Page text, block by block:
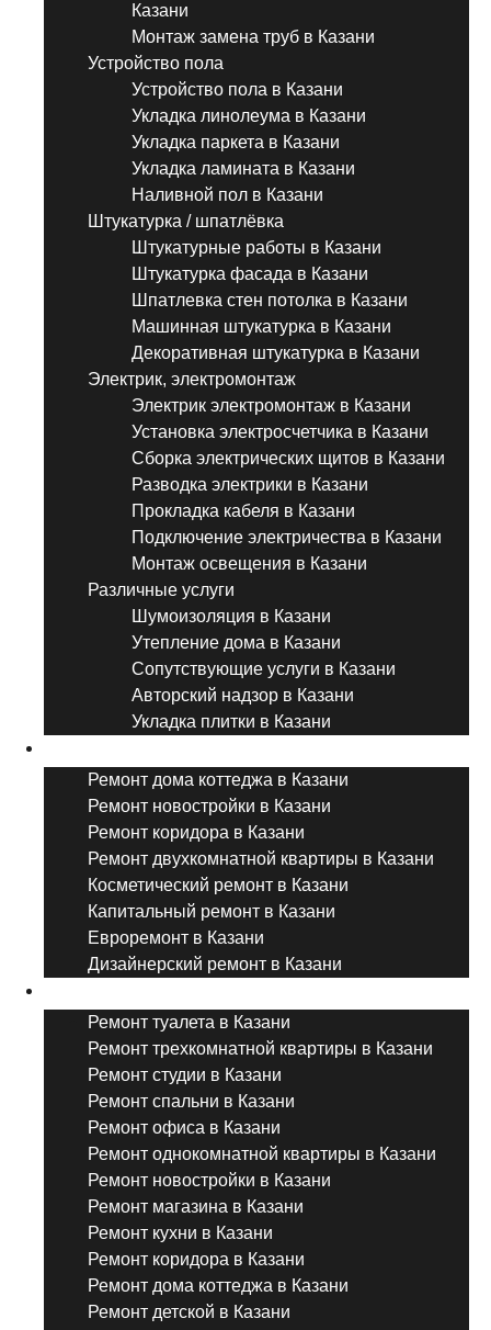
Казани
Монтаж замена труб в Казани
Устройство пола
Устройство пола в Казани
Укладка линолеума в Казани
Укладка паркета в Казани
Укладка ламината в Казани
Наливной пол в Казани
Штукатурка / шпатлёвка
Штукатурные работы в Казани
Штукатурка фасада в Казани
Шпатлевка стен потолка в Казани
Машинная штукатурка в Казани
Декоративная штукатурка в Казани
Электрик, электромонтаж
Электрик электромонтаж в Казани
Установка электросчетчика в Казани
Сборка электрических щитов в Казани
Разводка электрики в Казани
Прокладка кабеля в Казани
Подключение электричества в Казани
Монтаж освещения в Казани
Различные услуги
Шумоизоляция в Казани
Утепление дома в Казани
Сопутствующие услуги в Казани
Авторский надзор в Казани
Укладка плитки в Казани
Ремонт дома коттеджа в Казани
Ремонт новостройки в Казани
Ремонт коридора в Казани
Ремонт двухкомнатной квартиры в Казани
Косметический ремонт в Казани
Капитальный ремонт в Казани
Евроремонт в Казани
Дизайнерский ремонт в Казани
Ремонт туалета в Казани
Ремонт трехкомнатной квартиры в Казани
Ремонт студии в Казани
Ремонт спальни в Казани
Ремонт офиса в Казани
Ремонт однокомнатной квартиры в Казани
Ремонт новостройки в Казани
Ремонт магазина в Казани
Ремонт кухни в Казани
Ремонт коридора в Казани
Ремонт дома коттеджа в Казани
Ремонт детской в Казани